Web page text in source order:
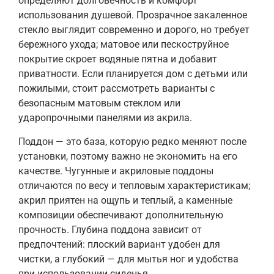
использования душевой. Прозрачное закаленное
стекло выглядит современно и дорого, но требует
бережного ухода; матовое или пескоструйное
покрытие скроет водяные пятна и добавит
приватности. Если планируется дом с детьми или
пожилыми, стоит рассмотреть варианты с
безопасным матовым стеклом или
ударопрочными панелями из акрила.
Поддон — это база, которую редко меняют после
установки, поэтому важно не экономить на его
качестве. Чугунные и акриловые поддоны
отличаются по весу и тепловым характеристикам;
акрил приятен на ощупь и теплый, а каменные
композиции обеспечивают дополнительную
прочность. Глубина поддона зависит от
предпочтений: плоский вариант удобен для
чистки, а глубокий — для мытья ног и удобства